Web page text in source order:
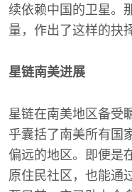
续依赖中国的卫星。
量，作出了这样的抉
星链南美进展
星链在南美地区备受
乎囊括了南美所有国
偏远的地区。即便是
原住民社区，也能通